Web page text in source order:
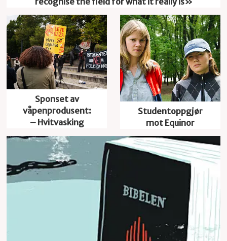
Sponset av
våpenprodusent:
– Hvitvasking
Studentoppgjør
mot Equinor